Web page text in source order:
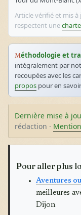
Article vérifié et mis à jour le 29/03/2026. Nos contenus
respectent une
Méthodologie et
intégralement par
recoupées avec les
propos pour en
Dernière mise à
rédaction ·
Pour aller plus
Aventures
meilleures
Dijon